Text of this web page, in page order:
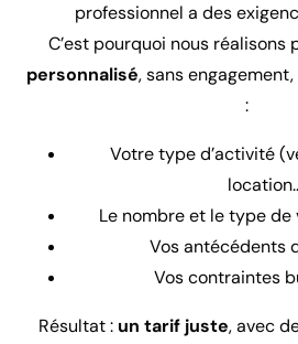
professionnel a des
C’est pourquoi nous réalisons
personnalisé, sans
:
Votre type d’activité
Le nombre et le type de
Vos antécédents
Vos contraintes
Résultat : un tarif juste, avec